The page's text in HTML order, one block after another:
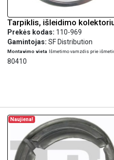
Tarpiklis, išleidimo
Prekės kodas: 110-969
Gamintojas: SF Distribution
Montavimo vieta Išmetimo vamzdis prie
80410
Naujiena!